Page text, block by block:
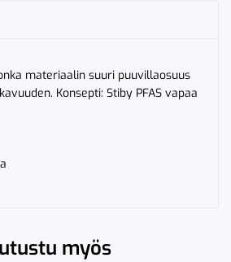
materiaalin suuri puuvillaosuus
Konsepti: Stiby PFAS vapaa
myös